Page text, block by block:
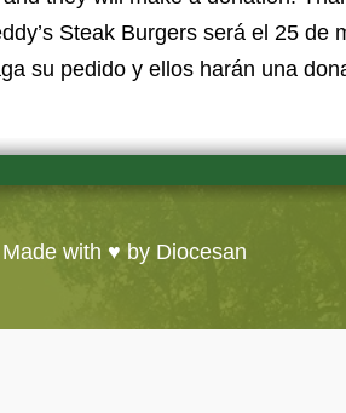
Steak Burgers será el 25 de
su pedido y ellos harán una
Made with ♥ by Diocesan